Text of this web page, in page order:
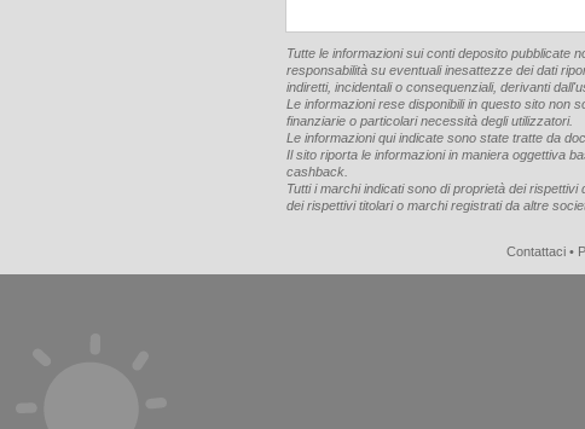
Tutte le informazioni sui conti deposito pubblicate
responsabilità su eventuali inesattezze dei dati
indiretti, incidentali o consequenziali, derivanti
Le informazioni rese disponibili in questo sito non
finanziarie o particolari necessità degli utilizzatori.
Le informazioni qui indicate sono state tratte da
Il sito riporta le informazioni in maniera oggettiva
cashback.
Tutti i marchi indicati sono di proprietà dei
dei rispettivi titolari o marchi registrati da altre
Contattaci •